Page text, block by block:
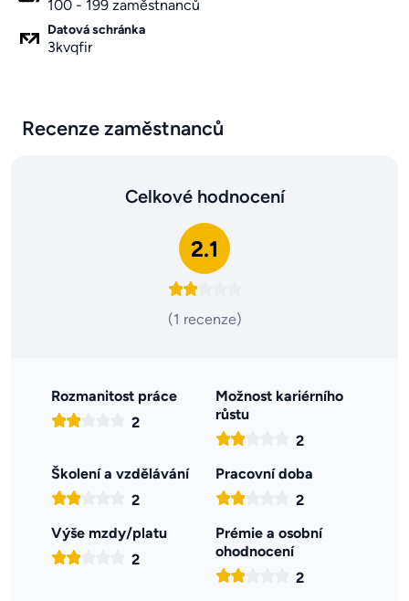
100 - 199 zaměstnanců
Datová schránka
3kvqfir
Recenze zaměstnanců
Celkové hodnocení
2.1
(1 recenze)
Rozmanitost práce
2
Možnost kariérního
růstu
2
Školení a vzdělávání
2
Pracovní doba
2
Výše mzdy/platu
2
Prémie a osobní
ohodnocení
2